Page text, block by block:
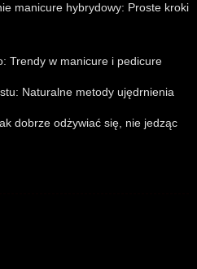
manicure hybrydowy: Proste kroki
Trendy w manicure i pedicure
Naturalne metody ujędrnienia
dobrze odżywiać się, nie jedząc